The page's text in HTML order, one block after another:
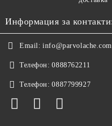
Информация за
Email: info@parvolache.com
Телефон: 0888762211
Телефон: 0887799927